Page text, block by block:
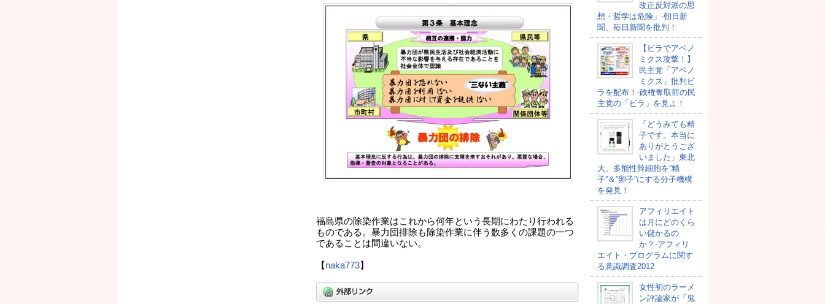
福島県の除染作業はこれから何年という長期にわたり行われる
ものである。暴力団排除も除染作業に伴う数多くの課題の一つ
であることは間違いない。
【 naka773】
改正反対派の思
想・哲学は危険」-朝日新
聞、毎日新聞を批判！
【ビラでアベノ
ミクス攻撃！】
民主党「アベノ
ミクス」批判ビ
ラを配布！-政権奪取前の民
主党の「ビラ」を見よ！
「どうみても精
子です。本当に
ありがとうござ
いました」東北
大、多能性幹細胞を”精
子”＆”卵子”にする分子機構
を発見！
アフィリエイト
は月にどのくら
い儲かるの
か？-アフィリ
エイト・プログラムに関す
る意識調査2012
女性初のラーメ
ン評論家が「鬼